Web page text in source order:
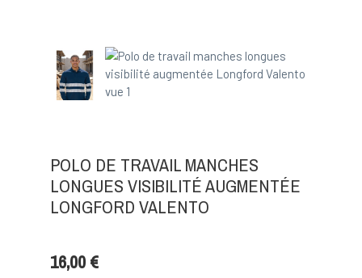
POLO DE TRAVAIL MANCHES
LONGUES VISIBILITÉ AUGMENTÉE
LONGFORD VALENTO
16,00 €